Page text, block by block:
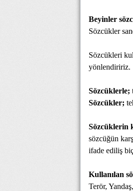
Beyinler
Sözcükler
Sözcükleri
yönlendiririz.
Sözcüklerle;
Sözcükler;
Sözcüklerin
sözcüğün
ifade ediliş
Kullanılan
Terör,